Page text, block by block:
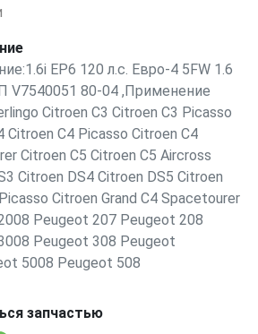
EP6 120 л.с. Евро-4 5FW 1.6
V7540051 80-04 ,Применение
Citroen C3 Citroen C3 Picasso
Citroen C4 Picasso Citroen C4
Citroen C5 Citroen C5 Aircross
Citroen DS4 Citroen DS5 Citroen
Citroen Grand C4 Spacetourer
Peugeot 207 Peugeot 208
Peugeot 308 Peugeot
5008 Peugeot 508
запчастью